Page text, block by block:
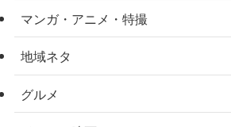
マンガ・アニメ・特撮
地域ネタ
グルメ